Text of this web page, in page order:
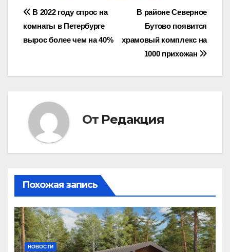
Навигация
по
В районе Северное
Бутово появится
храмовый комплекс на
1000 прихожан
В 2022 году спрос на
комнаты в Петербурге
вырос более чем на 40%
От Редакция
Похожая запись
НОВОСТИ